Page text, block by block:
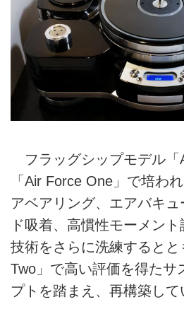
フラッグシップモデル「
「Air Force One」で培わ
アベアリング、エアバキ
ド吸着、高慣性モーメン
技術をさらに洗練すると
Two」で高い評価を得たサ
プトを踏まえ、再構築して